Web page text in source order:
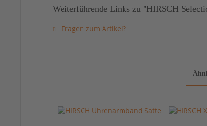
Weiterführende Links zu "HIRSCH
Fragen zum Artikel?